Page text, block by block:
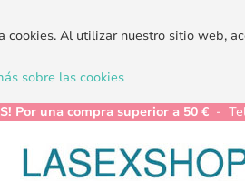
Al utilizar nuestro sitio web,
sobre las cookies
Por una compra superior a 50 € -